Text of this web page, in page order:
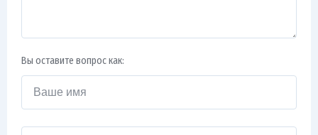
Вы оставите вопрос как: